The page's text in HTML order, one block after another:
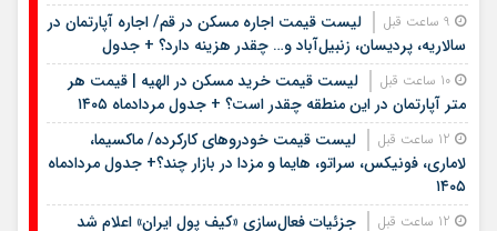
لیست قیمت اجاره مسکن در قم/ اجاره آپارتمان در
سالاریه، پردیسان، زنبیل‌آباد و… چقدر هزینه دارد؟ + جدول
لیست قیمت خرید مسکن در الهیه | قیمت هر
متر آپارتمان در این منطقه چقدر است؟ + جدول مردادماه ۱۴۰۵
لیست قیمت خودروهای کارکرده/ ماکسیما،
لاماری، فونیکس، سراتو، هایما و مزدا در بازار چند؟+ جدول مردادماه
۱۴۰۵
جزئیات فعال‌سازی «کیف پول ایران» اعلام شد